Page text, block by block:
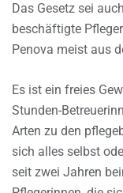
Das Gesetz sei
beschäftigte
Penova meist aus
Es ist ein freies
Stunden-
Arten zu den
sich alles selbst
seit zwei Jahren